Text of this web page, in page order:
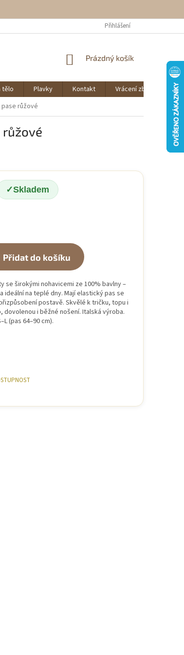
Přihlášení
NÁKUPNÍ
Prázdný košík
tělo Plavky Kontakt Vrácení zboží
O
růžové
růžové
Skladem
Přidat do košíku
se širokými nohavicemi ze 100% bavlny –
ideální na teplé dny. Mají elastický pas se
postavě. Skvělé k tričku, topu i
dovolenou i běžné nošení. Italská výroba.
(pas 64–90 cm).